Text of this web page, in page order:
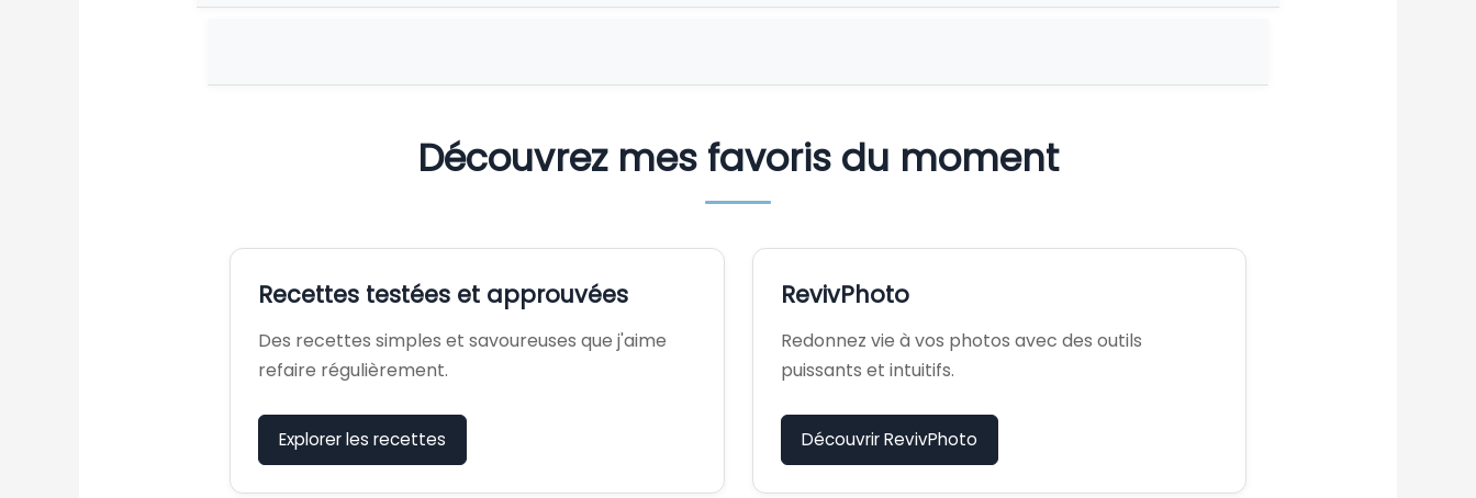
Mes coups de cœur
Découvrez mes favoris du moment
Recettes testées et approuvées
Des recettes simples et savoureuses que j'aime
refaire régulièrement.
Explorer les recettes
RevivPhoto
Redonnez vie à vos photos avec des outils
puissants et intuitifs.
Découvrir RevivPhoto